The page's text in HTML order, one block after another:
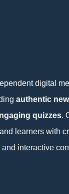
digital
authentic
quizzes.
learners with
interactive